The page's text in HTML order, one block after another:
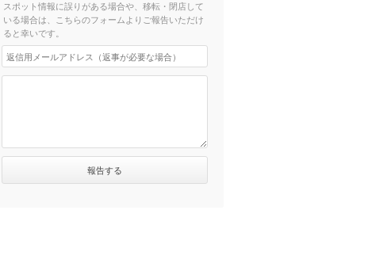
スポット情報に誤りがある場合や、移転・閉店して
いる場合は、こちらのフォームよりご報告いただけ
ると幸いです。